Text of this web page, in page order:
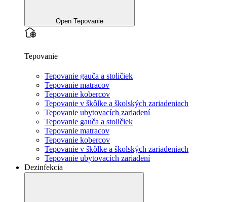
Open Tepovanie
Tepovanie
Tepovanie gauča a stoličiek
Tepovanie matracov
Tepovanie kobercov
Tepovanie v škôlke a školských zariadeniach
Tepovanie ubytovacích zariadení
Tepovanie gauča a stoličiek
Tepovanie matracov
Tepovanie kobercov
Tepovanie v škôlke a školských zariadeniach
Tepovanie ubytovacích zariadení
Dezinfekcia